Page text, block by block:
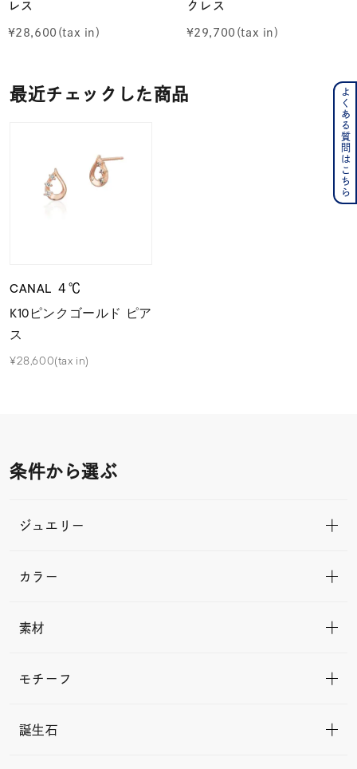
レス
¥28,600
クレス
¥29,700
最近チェックした商品
CANAL ４℃
K10ピンクゴールド ピア
ス
¥28,600(tax in)
条件から選ぶ
ジュエリー
カラー
素材
モチーフ
誕生石
よくある質問はこちら